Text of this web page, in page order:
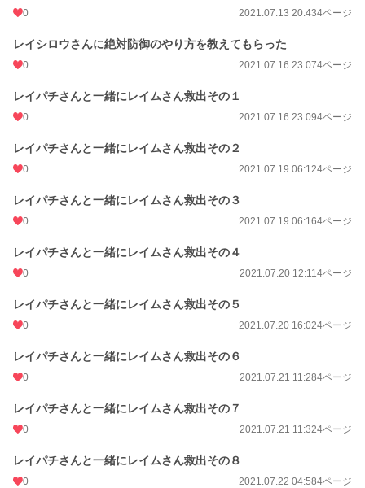
0 2021.07.13 20:434ページ
レイシロウさんに絶対防御のやり方を教えてもらった
0 2021.07.16 23:074ページ
レイパチさんと一緒にレイムさん救出その１
0 2021.07.16 23:094ページ
レイパチさんと一緒にレイムさん救出その２
0 2021.07.19 06:124ページ
レイパチさんと一緒にレイムさん救出その３
0 2021.07.19 06:164ページ
レイパチさんと一緒にレイムさん救出その４
0 2021.07.20 12:114ページ
レイパチさんと一緒にレイムさん救出その５
0 2021.07.20 16:024ページ
レイパチさんと一緒にレイムさん救出その６
0 2021.07.21 11:284ページ
レイパチさんと一緒にレイムさん救出その７
0 2021.07.21 11:324ページ
レイパチさんと一緒にレイムさん救出その８
0 2021.07.22 04:584ページ